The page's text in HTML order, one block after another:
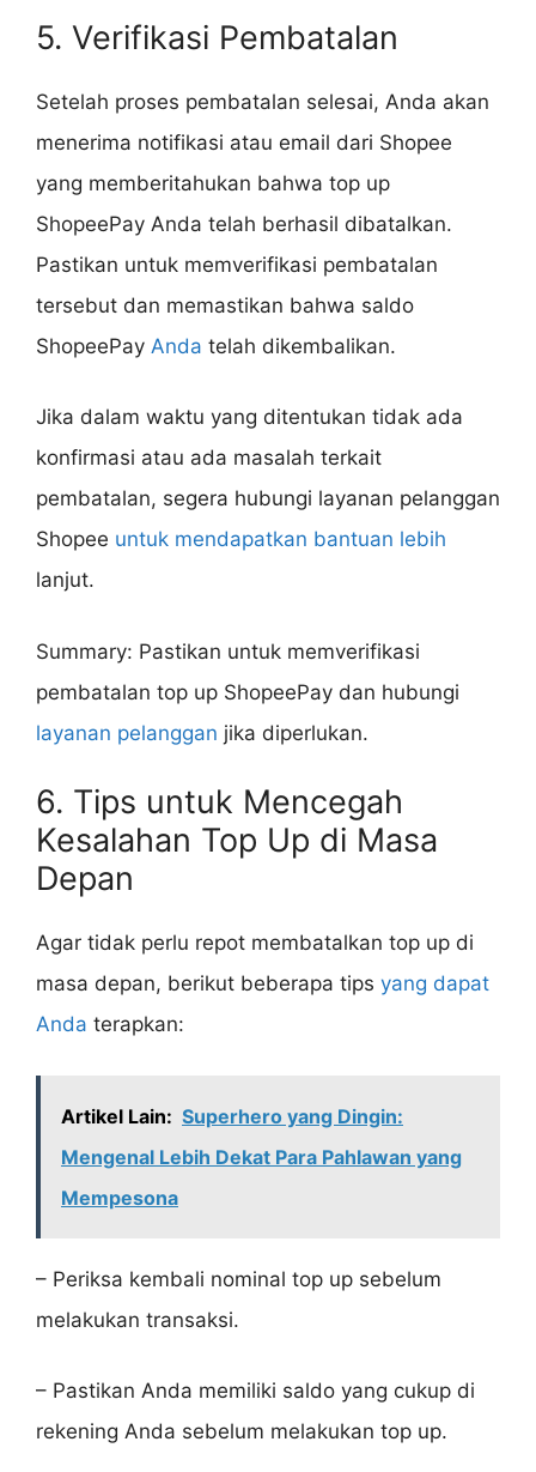
5. Verifikasi Pembatalan
Setelah proses pembatalan selesai, Anda akan
menerima notifikasi atau email dari Shopee
yang memberitahukan bahwa top up
ShopeePay Anda telah berhasil dibatalkan.
Pastikan untuk memverifikasi pembatalan
tersebut dan memastikan bahwa saldo
ShopeePay Anda telah dikembalikan.
Jika dalam waktu yang ditentukan tidak ada
konfirmasi atau ada masalah terkait
pembatalan, segera hubungi layanan pelanggan
Shopee untuk mendapatkan bantuan lebih
lanjut.
Summary: Pastikan untuk memverifikasi
pembatalan top up ShopeePay dan hubungi
layanan pelanggan jika diperlukan.
6. Tips untuk Mencegah
Kesalahan Top Up di Masa
Depan
Agar tidak perlu repot membatalkan top up di
masa depan, berikut beberapa tips yang dapat
Anda terapkan:
Artikel Lain: Superhero yang Dingin:
Mengenal Lebih Dekat Para Pahlawan yang
Mempesona
– Periksa kembali nominal top up sebelum
melakukan transaksi.
– Pastikan Anda memiliki saldo yang cukup di
rekening Anda sebelum melakukan top up.